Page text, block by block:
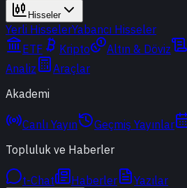
Hisseler
Yerli HisselerYabancı Hisseler
ETF
Kripto Altın & Döviz
Analiz
Araçlar
Akademi
Canlı Yayın Geçmiş Yayınlar
Topluluk ve Haberler
t-Chat Haberler Yazılar